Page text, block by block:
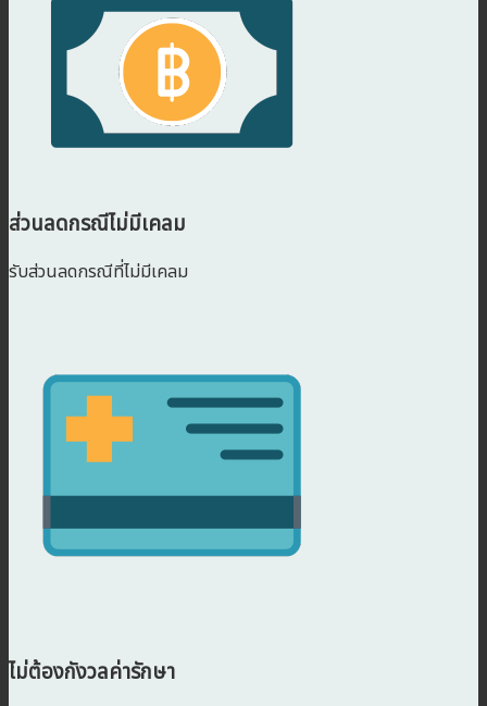
ส่วนลดกรณีไม่มีเคลม
รับส่วนลดกรณีที่ไม่มีเคลม
ไม่ต้องกังวลค่ารักษา